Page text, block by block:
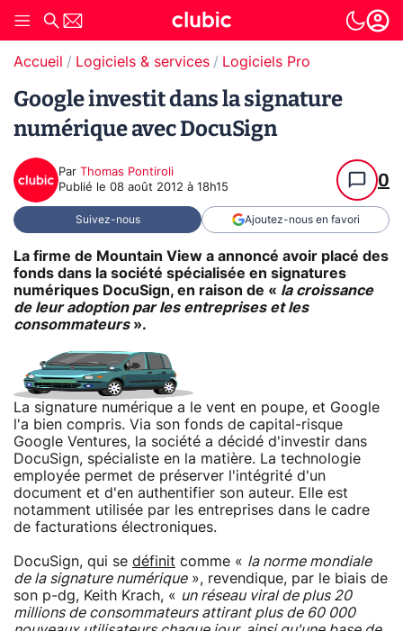
Accueil Logiciels & services Logiciels Pro
Google investit dans la signature
numérique avec DocuSign
Par Thomas Pontiroli
Publié le 08 août 2012 à 18h15 0
Suivez-nous Ajoutez-nous en favori
La firme de Mountain View a annoncé avoir placé des
fonds dans la société spécialisée en signatures
numériques DocuSign, en raison de « la croissance
de leur adoption par les entreprises et les
consommateurs».
La signature numérique a le vent en poupe, et Google
l'a bien compris. Via son fonds de capital-risque
Google Ventures, la société a décidé d'investir dans
DocuSign, spécialiste en la matière. La technologie
employée permet de préserver l'intégrité d'un
document et d'en authentifier son auteur. Elle est
notamment utilisée par les entreprises dans le cadre
de facturations électroniques.
DocuSign, qui se définit comme « la norme mondiale
de la signature numérique», revendique, par le biais de
son p-dg, Keith Krach, « un réseau viral de plus 20
millions de consommateurs attirant plus de 60 000